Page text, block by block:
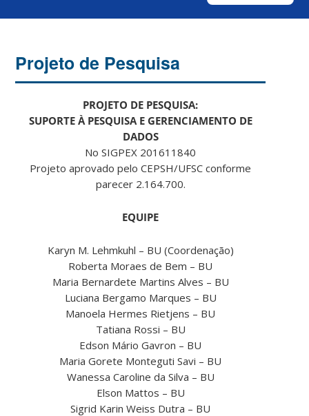
Projeto de Pesquisa
PROJETO DE PESQUISA:
SUPORTE À PESQUISA E GERENCIAMENTO DE
DADOS
No SIGPEX 201611840
Projeto aprovado pelo CEPSH/UFSC conforme
parecer 2.164.700.
EQUIPE
Karyn M. Lehmkuhl – BU (Coordenação)
Roberta Moraes de Bem – BU
Maria Bernardete Martins Alves – BU
Luciana Bergamo Marques – BU
Manoela Hermes Rietjens – BU
Tatiana Rossi – BU
Edson Mário Gavron – BU
Maria Gorete Monteguti Savi – BU
Wanessa Caroline da Silva – BU
Elson Mattos – BU
Sigrid Karin Weiss Dutra – BU